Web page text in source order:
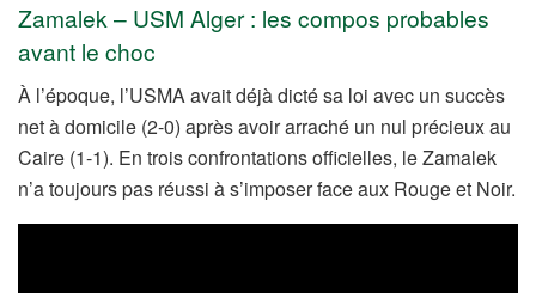
Zamalek – USM Alger : les compos probables
avant le choc
À l’époque, l’USMA avait déjà dicté sa loi avec un succès
net à domicile (2-0) après avoir arraché un nul précieux au
Caire (1-1). En trois confrontations officielles, le Zamalek
n’a toujours pas réussi à s’imposer face aux Rouge et Noir.